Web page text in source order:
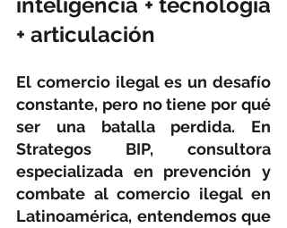
+ articulación
El comercio ilegal es un desafío
constante, pero no tiene por qué
ser una batalla perdida. En
Strategos BIP, consultora
especializada en prevención y
combate al comercio ilegal en
Latinoamérica, entendemos que